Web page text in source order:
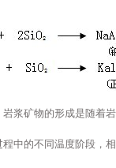
浆矿物的形成是随着
中的不同温度阶段，